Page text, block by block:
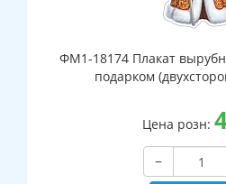
ФМ1-18174 Плакат
подарком
Цена розн:
−